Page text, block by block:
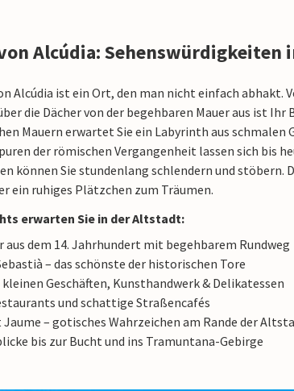
Alcúdia: Sehenswürdigkeiten
Alcúdia ist ein Ort, den man nicht einfach
die Dächer von der begehbaren Mauer aus ist
Mauern erwartet Sie ein Labyrinth aus schmalen
der römischen Vergangenheit lassen sich bis
können Sie stundenlang schlendern und stöbern.
ein ruhiges Plätzchen zum Träumen.
erwarten Sie in der Altstadt:
aus dem 14. Jahrhundert mit begehbarem Rundweg
– das schönste der historischen Tore
Geschäften, Kunsthandwerk & Delikatessen
und schattige Straßencafés
Jaume – gotisches Wahrzeichen am Rande der
bis zur Bucht und ins Tramuntana-Gebirge